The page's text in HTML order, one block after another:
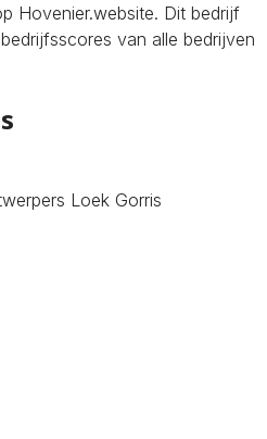
Hovenier.website. Dit bedrijf
van alle bedrijven
Loek Gorris